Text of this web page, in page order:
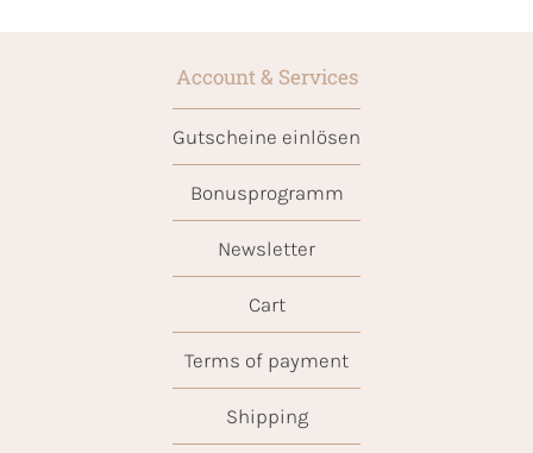
Account & Services
Gutscheine einlösen
Bonusprogramm
Newsletter
Cart
Terms of payment
Shipping